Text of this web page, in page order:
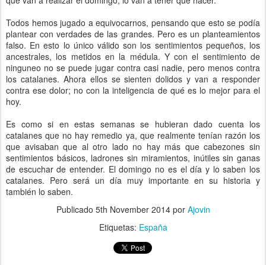
Todos hemos jugado a equivocarnos, pensando que esto se podía
plantear con verdades de las grandes. Pero es un planteamientos
falso. En esto lo único válido son los sentimientos pequeños, los
ancestrales, los metidos en la médula. Y con el sentimiento de
ninguneo no se puede jugar contra casi nadie, pero menos contra
los catalanes. Ahora ellos se sienten dolidos y van a responder
contra ese dolor; no con la inteligencia de qué es lo mejor para el
hoy.
Es como si en estas semanas se hubieran dado cuenta los
catalanes que no hay remedio ya, que realmente tenían razón los
que avisaban que al otro lado no hay más que cabezones sin
sentimientos básicos, ladrones sin miramientos, inútiles sin ganas
de escuchar de entender. El domingo no es el día y lo saben los
catalanes. Pero será un día muy importante en su historia y
también lo saben.
Publicado 5th November 2014por Ajovin
Etiquetas: España